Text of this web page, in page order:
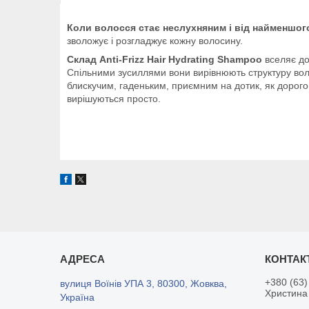
Коли волосся стає неслухняним і від
зволожує і розгладжує кожну волосину.
Склад Anti-Frizz Hair Hydrating Shampoo вселяє
Спільними зусиллями вони вирівнюють структуру
блискучим, гаденьким, приємним на дотик, як
вирішуються просто.
вулиця Воїнів УПА 3, 80300, Жовква,
Україна
+380
Христина